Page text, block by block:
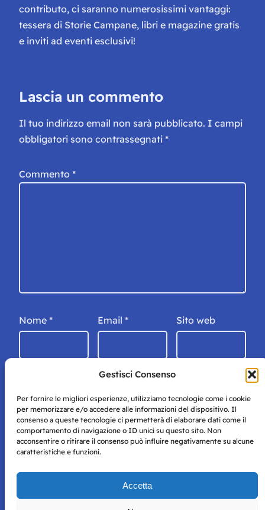
Gestisci Consenso
Per fornire le migliori esperienze, utilizziamo tecnologie come i cookie
per memorizzare e/o accedere alle informazioni del dispositivo. Il
consenso a queste tecnologie ci permetterà di elaborare dati come il
comportamento di navigazione o ID unici su questo sito. Non
acconsentire o ritirare il consenso può influire negativamente su alcune
caratteristiche e funzioni.
Accetta
contributo, ci saranno numerosissimi vantaggi:
tessera di Storie Campane, libri e magazine gratis
e inviti ad eventi esclusivi!
Lascia un commento
Il tuo indirizzo email non sarà pubblicato. I campi
obbligatori sono contrassegnati *
Commento *
Nome * Email * Sito web
Storie di Napoli è una testata registrata presso il tribunale di